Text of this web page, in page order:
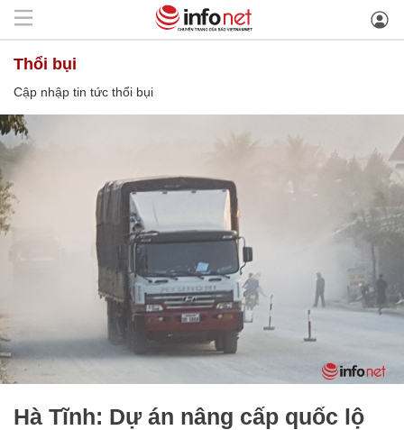
thổi bụi
Cập nhập tin tức thổi bụi
Hà Tĩnh: Dự án nâng cấp quốc lộ